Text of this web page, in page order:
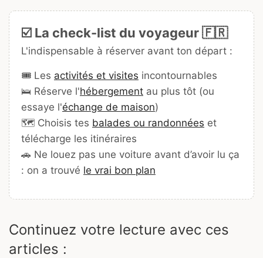
☑️ La check-list du voyageur 🇫🇷
L'indispensable à réserver avant ton départ :
🎟️ Les activités et visites incontournables
🛌 Réserve l'hébergement au plus tôt (ou
essaye l'échange de maison)
🗺️ Choisis tes balades ou randonnées et
télécharge les itinéraires
🚗 Ne louez pas une voiture avant d’avoir lu ça
: on a trouvé le vrai bon plan
Continuez votre lecture avec ces
articles :